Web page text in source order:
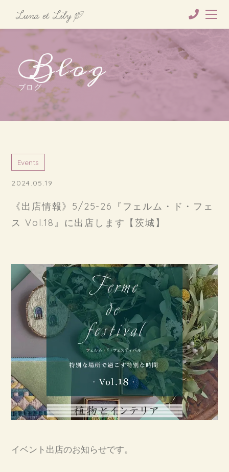
Blog
ブログ
Events
2024.05.19
《出店情報》5/25-26『フェルム・ド・フェ
ス Vol.18』に出店します【茨城】
イベント出店のお知らせです。